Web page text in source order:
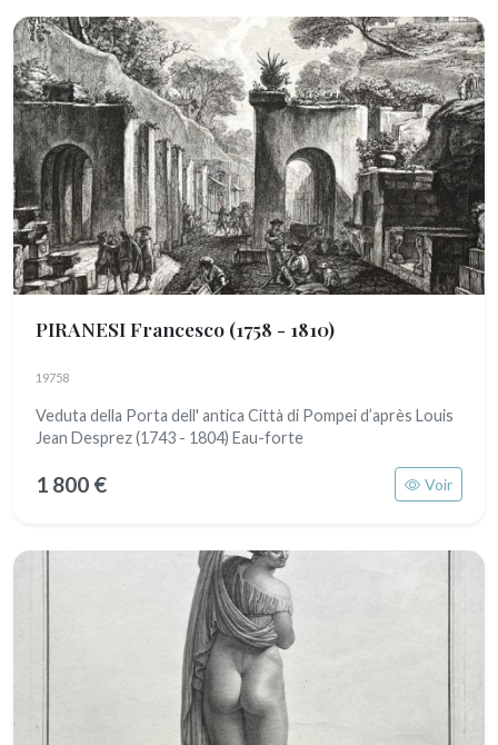
PIRANESI Francesco (1758 - 1810)
19758
Veduta della Porta dell' antica Città di Pompei d’après Louis
Jean Desprez (1743 - 1804) Eau-forte
1 800 € Voir